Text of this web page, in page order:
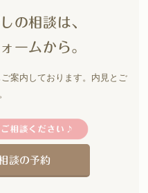
の相談は、
ームから。
案内しております。 内見とご
談の予約